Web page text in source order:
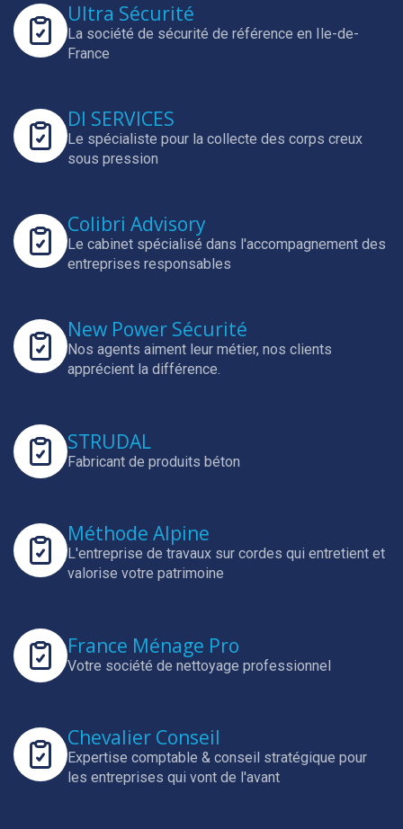
Ultra Sécurité
La société de sécurité de référence en Ile-de-
France
DI SERVICES
Le spécialiste pour la collecte des corps creux
sous pression
Colibri Advisory
Le cabinet spécialisé dans l'accompagnement des
entreprises responsables
New Power Sécurité
Nos agents aiment leur métier, nos clients
apprécient la différence.
STRUDAL
Fabricant de produits béton
Méthode Alpine
L'entreprise de travaux sur cordes qui entretient et
valorise votre patrimoine
France Ménage Pro
Votre société de nettoyage professionnel
Chevalier Conseil
Expertise comptable & conseil stratégique pour
les entreprises qui vont de l'avant